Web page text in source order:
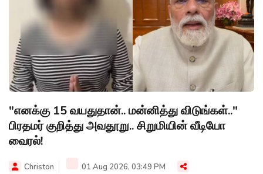
"எனக்கு 15 வயதுதான்.. மன்னித்து விடுங்கள்.."
பிரதமர் குறித்து அவதூறு.. சிறுமியின் வீடியோ
வைரல்!
Christon 01 Aug 2026, 03:49 PM